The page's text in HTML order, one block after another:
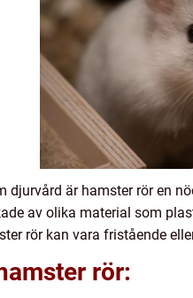
djurvård är hamster rör en
av olika material som
rör kan vara fristående
rör: